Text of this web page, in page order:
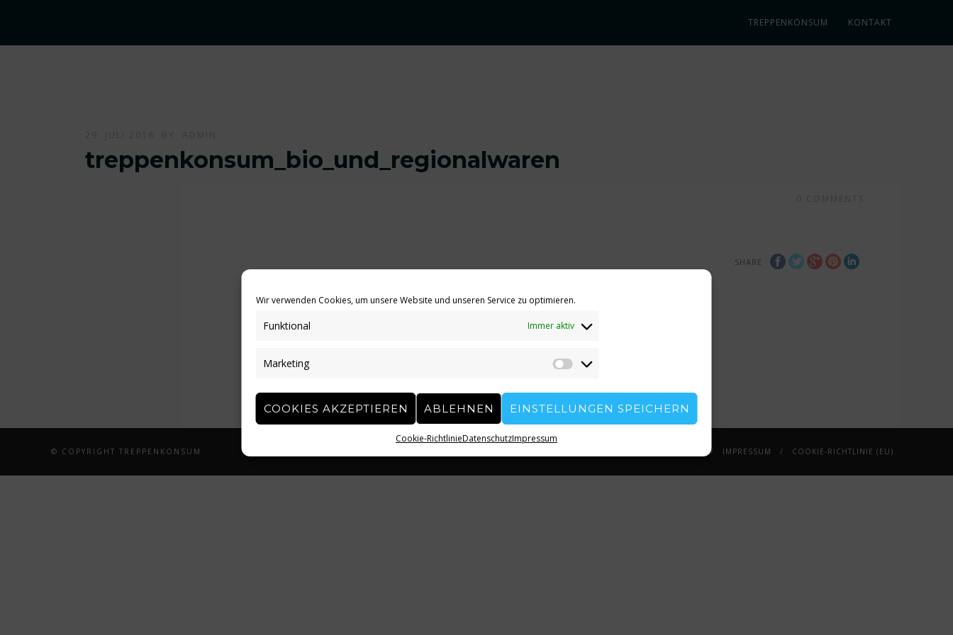
Wir verwenden Cookies, um unsere Website und unseren Service zu optimieren.
Funktional Immer aktiv
Marketing
COOKIES AKZEPTIEREN ABLEHNEN EINSTELLUNGEN SPEICHERN
Cookie-RichtlinieDatenschutzImpressum
TREPPENKONSUM KONTAKT
treppenkonsum_bio_und_regionalwaren
SHARE
© COPYRIGHT TREPPENKONSUM IMPRESSUM COOKIE-RICHTLINIE (EU)